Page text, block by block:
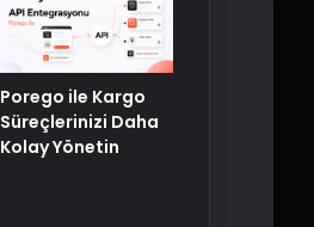
Porego ile Kargo
Süreçlerinizi Daha
Kolay Yönetin